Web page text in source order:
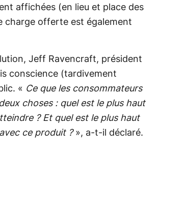
affichées (en lieu et place des
charge offerte est également
Jeff Ravencraft, président
conscience (tardivement
« Ce que les consommateurs
choses : quel est le plus haut
? Et quel est le plus haut
ce produit ?», a-t-il déclaré.